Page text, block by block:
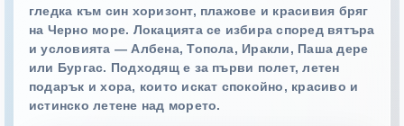
гледка към син хоризонт, плажове и красивия бряг
на Черно море. Локацията се избира според вятъра
и условията — Албена, Топола, Иракли, Паша дере
или Бургас. Подходящ е за първи полет, летен
подарък и хора, които искат спокойно, красиво и
истинско летене над морето.